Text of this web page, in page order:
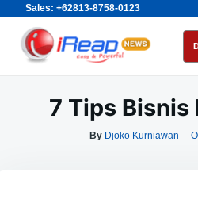
Sales: +62813-8758-0123
Skip
content
Search
for:
7 Tips Bisnis
By Djoko Kurniawan